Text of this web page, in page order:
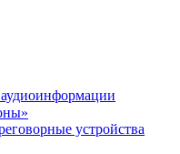
устройства